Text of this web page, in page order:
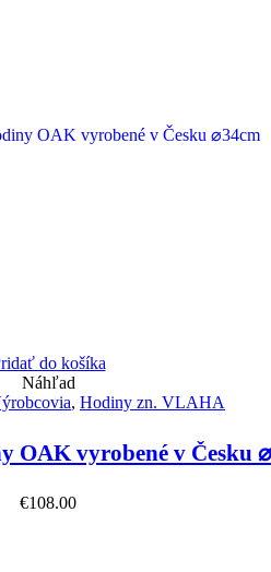
do košíka
Náhľad
, Hodiny zn. VLAHA
OAK vyrobené v Česku
€108.00